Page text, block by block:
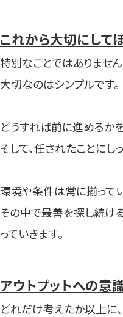
これから大切にして
特別なことではありません
大切なのはシンプルです。
どうすれば前に進めるか
そして、任されたことにし
環境や条件は常に揃って
その中で最善を探し続け
っていきます。
アウトプットへの意
どれだけ考えたか以上に、